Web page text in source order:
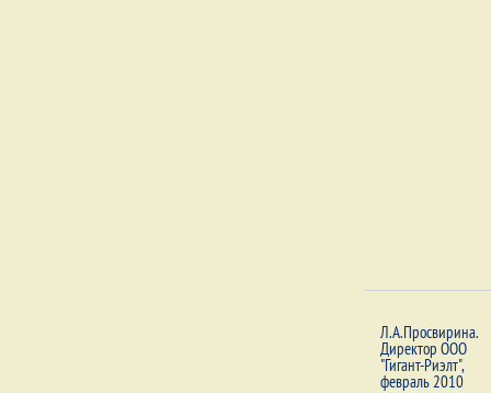
Л.А.Просвирина.
Директор ООО
"Гигант-Риэлт",
февраль 2010